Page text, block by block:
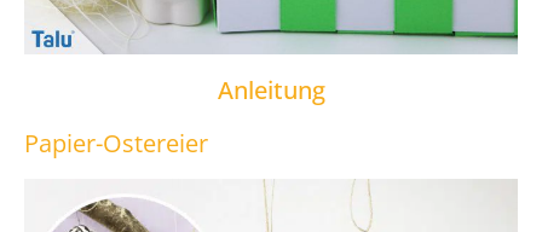
Anleitung
Papier-Ostereier